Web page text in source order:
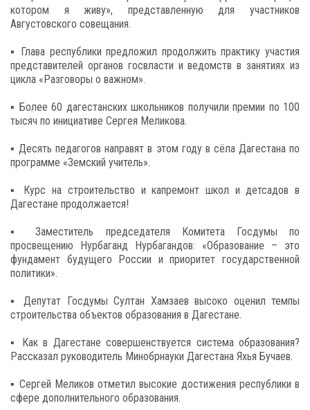
котором я живу», представленную для участников
Августовского совещания.
▪️ Глава республики предложил продолжить практику участия
представителей органов госвласти и ведомств в занятиях из
цикла «Разговоры о важном».
▪️ Более 60 дагестанских школьников получили премии по 100
тысяч по инициативе Сергея Меликова.
▪️ Десять педагогов направят в этом году в сёла Дагестана по
программе «Земский учитель».
▪️ Курс на строительство и капремонт школ и детсадов в
Дагестане продолжается!
▪️ Заместитель председателя Комитета Госдумы по
просвещению Нурбаганд Нурбагандов: «Образование – это
фундамент будущего России и приоритет государственной
политики».
▪️ Депутат Госдумы Султан Хамзаев высоко оценил темпы
строительства объектов образования в Дагестане.
▪️ Как в Дагестане совершенствуется система образования?
Рассказал руководитель Минобрнауки Дагестана Яхья Бучаев.
▪️ Сергей Меликов отметил высокие достижения республики в
сфере дополнительного образования.